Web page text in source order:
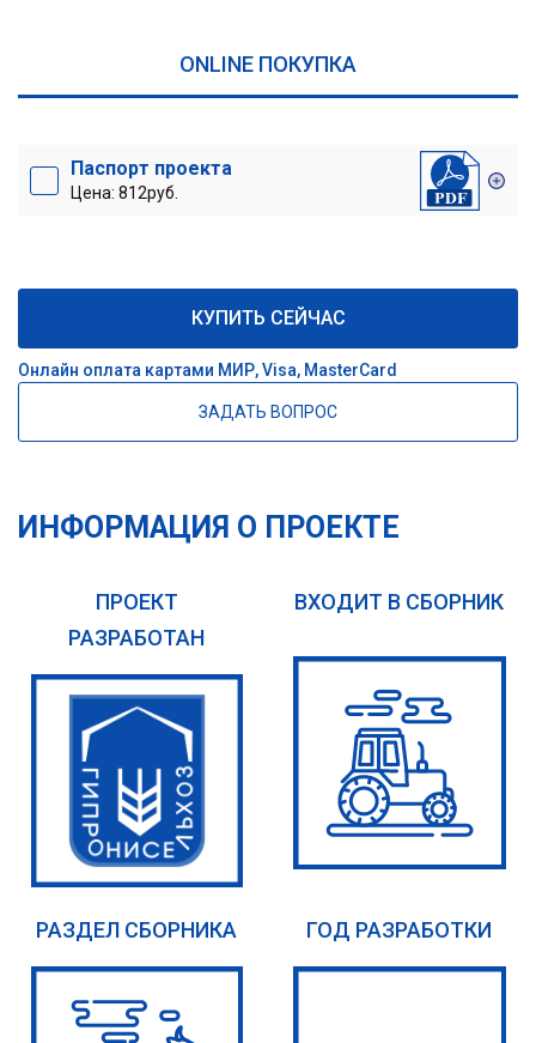
ONLINE ПОКУПКА
Паспорт проекта
Цена: 812руб.
КУПИТЬ СЕЙЧАС
Онлайн оплата картами МИР, Visa, MasterCard
ЗАДАТЬ ВОПРОС
ИНФОРМАЦИЯ О ПРОЕКТЕ
ПРОЕКТ
РАЗРАБОТАН
ВХОДИТ В СБОРНИК
РАЗДЕЛ СБОРНИКА ГОД РАЗРАБОТКИ